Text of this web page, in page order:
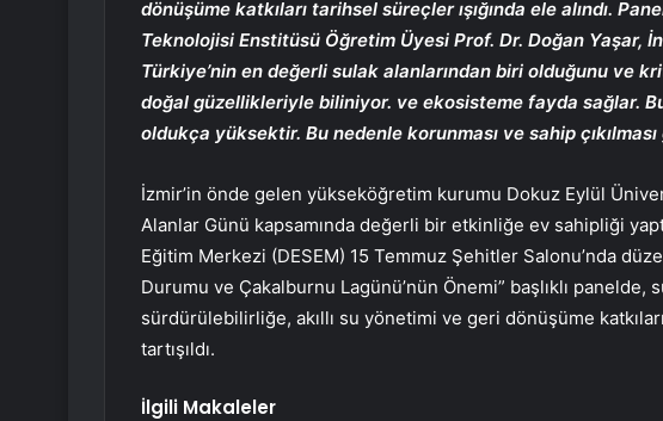
dönüşüme katkıları tarihsel süreçler ışığında ele alındı.
Teknolojisi Enstitüsü Öğretim Üyesi Prof. Dr. Doğan Yaşar,
Türkiye’nin en değerli sulak alanlarından biri olduğunu ve
doğal güzellikleriyle biliniyor. ve ekosisteme fayda sağlar.
oldukça yüksektir. Bu nedenle korunması ve sahip
İzmir’in önde gelen yükseköğretim kurumu Dokuz Eylül
Alanlar Günü kapsamında değerli bir etkinliğe ev sahipliği
Eğitim Merkezi (DESEM) 15 Temmuz Şehitler Salonu’nda
Durumu ve Çakalburnu Lagünü’nün Önemi” başlıklı
sürdürülebilirliğe, akıllı su yönetimi ve geri dönüşüme
tartışıldı.
İlgili Makaleler